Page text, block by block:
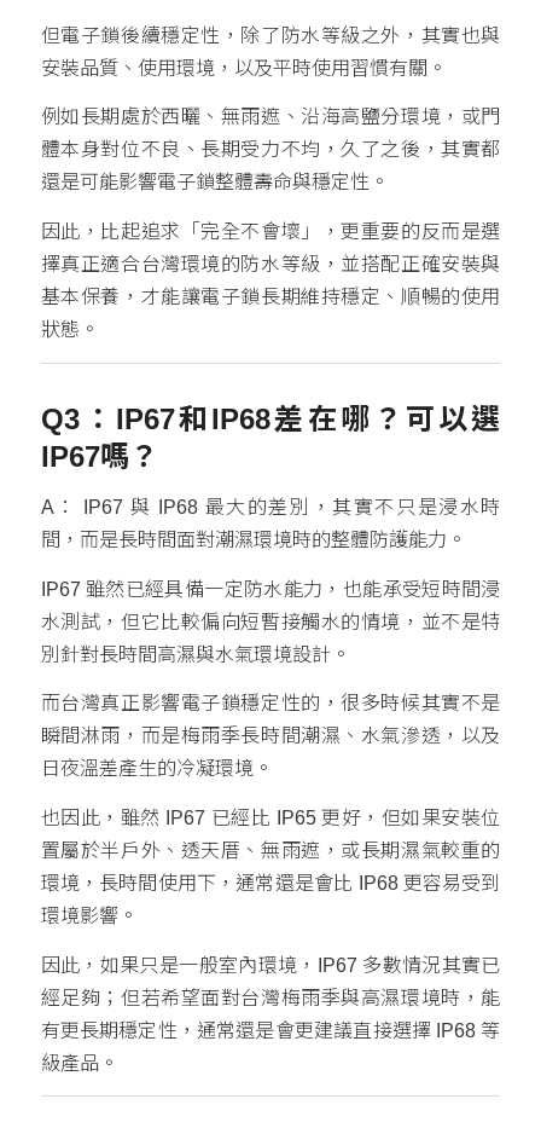
但電子鎖後續穩定性，除了防水等級之外，其實也與
安裝品質、使用環境，以及平時使用習慣有關。
例如長期處於西曬、無雨遮、沿海高鹽分環境，或門
體本身對位不良、長期受力不均，久了之後，其實都
還是可能影響電子鎖整體壽命與穩定性。
因此，比起追求「完全不會壞」，更重要的反而是選
擇真正適合台灣環境的防水等級，並搭配正確安裝與
基本保養，才能讓電子鎖長期維持穩定、順暢的使用
狀態。
Q3：IP67和IP68差在哪？可以選
IP67嗎？
A： IP67 與 IP68 最大的差別，其實不只是浸水時
間，而是長時間面對潮濕環境時的整體防護能力。
IP67 雖然已經具備一定防水能力，也能承受短時間浸
水測試，但它比較偏向短暫接觸水的情境，並不是特
別針對長時間高濕與水氣環境設計。
而台灣真正影響電子鎖穩定性的，很多時候其實不是
瞬間淋雨，而是梅雨季長時間潮濕、水氣滲透，以及
日夜溫差產生的冷凝環境。
也因此，雖然 IP67 已經比 IP65 更好，但如果安裝位
置屬於半戶外、透天厝、無雨遮，或長期濕氣較重的
環境，長時間使用下，通常還是會比 IP68 更容易受到
環境影響。
因此，如果只是一般室內環境，IP67 多數情況其實已
經足夠；但若希望面對台灣梅雨季與高濕環境時，能
有更長期穩定性，通常還是會更建議直接選擇 IP68 等
級產品。